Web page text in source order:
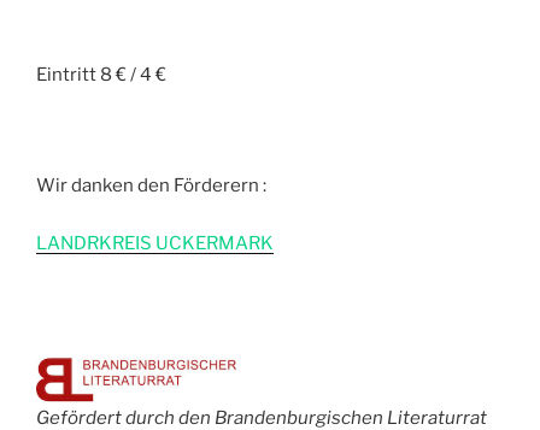
Eintritt 8 € / 4 €
Wir danken den Förderern :
LANDRKREIS UCKERMARK
Gefördert durch den Brandenburgischen Literaturrat